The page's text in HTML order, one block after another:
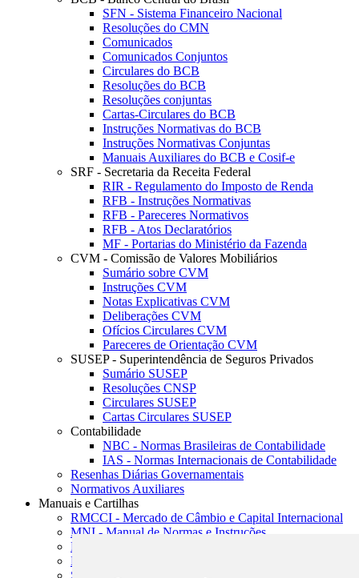
SFN - Sistema Financeiro Nacional
Resoluções do CMN
Comunicados
Comunicados Conjuntos
Circulares do BCB
Resoluções do BCB
Resoluções conjuntas
Cartas-Circulares do BCB
Instruções Normativas do BCB
Instruções Normativas Conjuntas
Manuais Auxiliares do BCB e Cosif-e
SRF - Secretaria da Receita Federal
RIR - Regulamento do Imposto de Renda
RFB - Instruções Normativas
RFB - Pareceres Normativos
RFB - Atos Declaratórios
MF - Portarias do Ministério da Fazenda
CVM - Comissão de Valores Mobiliários
Sumário sobre CVM
Instruções CVM
Notas Explicativas CVM
Deliberações CVM
Ofícios Circulares CVM
Pareceres de Orientação CVM
SUSEP - Superintendência de Seguros Privados
Sumário SUSEP
Resoluções CNSP
Circulares SUSEP
Cartas Circulares SUSEP
Contabilidade
NBC - Normas Brasileiras de Contabilidade
IAS - Normas Internacionais de Contabilidade
Resenhas Diárias Governamentais
Normativos Auxiliares
Manuais e Cartilhas
RMCCI - Mercado de Câmbio e Capital Internacional
MNI - Manual de Normas e Instruções
MTVM - Manual de Títulos e Valores Mobiliários
MCR - Manual de Crédito Rural
SISORF - Manual de Organização do SFN